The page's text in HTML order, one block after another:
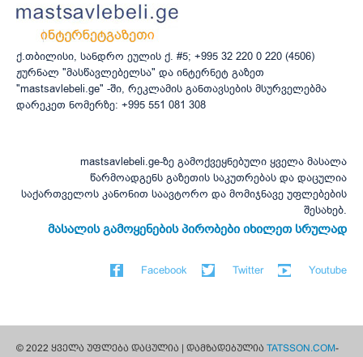
ქ.თბილისი, სანდრო ეულის ქ. #5; +995 32 220 0 220 (4506)
ჟურნალ "მასწავლებელსა" და ინტერნეტ გაზეთ
"mastsavlebeli.ge" -ში, რეკლამის განთავსების მსურველებმა
დარეკეთ ნომერზე: +995 551 081 308
mastsavlebeli.ge-ზე გამოქვეყნებული ყველა მასალა
წარმოადგენს გაზეთის საკუთრებას და დაცულია
საქართველოს კანონით საავტორო და მომიჯნავე უფლებების
შესახებ.
მასალის გამოყენების პირობები იხილეთ სრულად
Facebook Twitter Youtube
© 2022 ყველა უფლება დაცულია | დამზადებულია TATSSON.COM-